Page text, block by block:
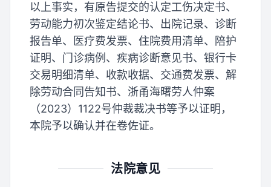
以上事实，有原告提交的认定工伤决定书、
劳动能力初次鉴定结论书、出院记录、诊断
报告单、医疗费发票、住院费用清单、陪护
证明、门诊病例、疾病诊断意见书、银行卡
交易明细清单、收款收据、交通费发票、解
除劳动合同告知书、浙甬海曙劳人仲案
（2023）1122号仲裁裁决书等予以证明，
本院予以确认并在卷佐证。
法院意见